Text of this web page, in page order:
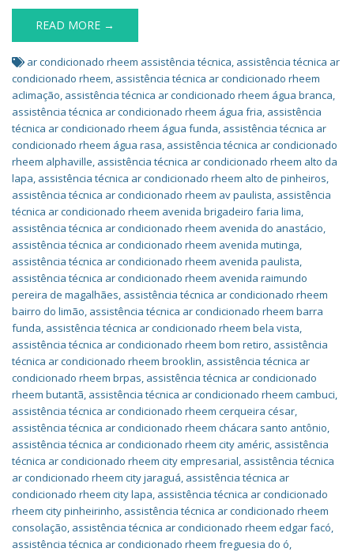
READ MORE →
ar condicionado rheem assistência técnica, assistência técnica ar
condicionado rheem, assistência técnica ar condicionado rheem
aclimação, assistência técnica ar condicionado rheem água branca,
assistência técnica ar condicionado rheem água fria, assistência
técnica ar condicionado rheem água funda, assistência técnica ar
condicionado rheem água rasa, assistência técnica ar condicionado
rheem alphaville, assistência técnica ar condicionado rheem alto da
lapa, assistência técnica ar condicionado rheem alto de pinheiros,
assistência técnica ar condicionado rheem av paulista, assistência
técnica ar condicionado rheem avenida brigadeiro faria lima,
assistência técnica ar condicionado rheem avenida do anastácio,
assistência técnica ar condicionado rheem avenida mutinga,
assistência técnica ar condicionado rheem avenida paulista,
assistência técnica ar condicionado rheem avenida raimundo
pereira de magalhães, assistência técnica ar condicionado rheem
bairro do limão, assistência técnica ar condicionado rheem barra
funda, assistência técnica ar condicionado rheem bela vista,
assistência técnica ar condicionado rheem bom retiro, assistência
técnica ar condicionado rheem brooklin, assistência técnica ar
condicionado rheem brpas, assistência técnica ar condicionado
rheem butantã, assistência técnica ar condicionado rheem cambuci,
assistência técnica ar condicionado rheem cerqueira césar,
assistência técnica ar condicionado rheem chácara santo antônio,
assistência técnica ar condicionado rheem city améric, assistência
técnica ar condicionado rheem city empresarial, assistência técnica
ar condicionado rheem city jaraguá, assistência técnica ar
condicionado rheem city lapa, assistência técnica ar condicionado
rheem city pinheirinho, assistência técnica ar condicionado rheem
consolação, assistência técnica ar condicionado rheem edgar facó,
assistência técnica ar condicionado rheem freguesia do ó,